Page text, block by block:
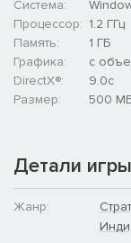
Система:
Процессор: 1.2 ГГц
Память:
1 ГБ
Графика:
с
DirectX®:
9.0c
Размер:
500
Детали игры
Жанр:
Инди